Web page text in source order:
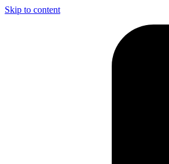
Skip to content